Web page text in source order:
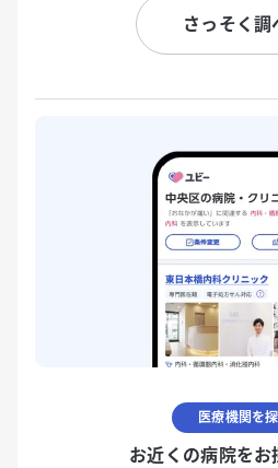
さっそく調
医療機関を
お近くの病院をお